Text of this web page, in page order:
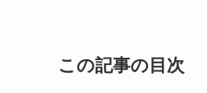
この記事の目次